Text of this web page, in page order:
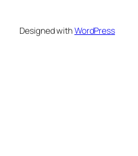
Designed withWordPress